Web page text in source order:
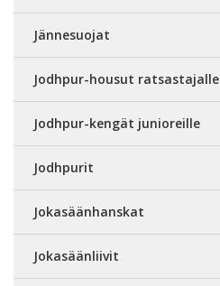
Jännesuojat
Jodhpur-housut ratsastajalle
Jodhpur-kengät junioreille
Jodhpurit
Jokasäänhanskat
Jokasäänliivit